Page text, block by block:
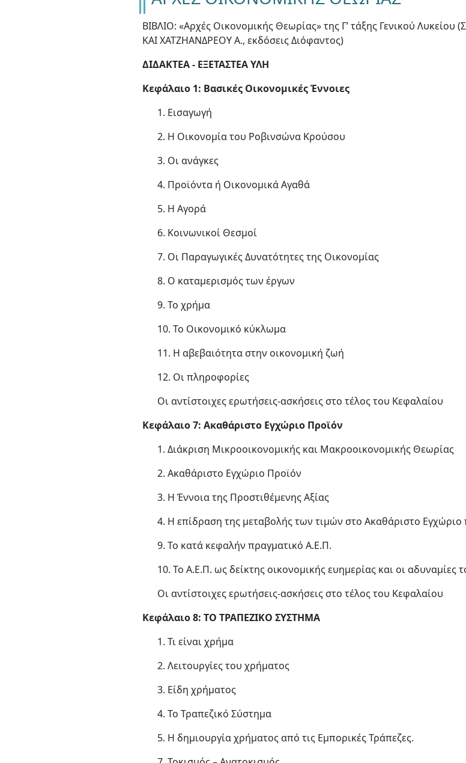
ΒΙΒΛΙΟ: «Αρχές Οικονομικής Θεωρίας» της Γ’ τάξης Γενικού
ΚΑΙ ΧΑΤΖΗΑΝΔΡΕΟΥ Α., εκδόσεις Διόφαντος)
ΔΙΔΑΚΤΕΑ - ΕΞΕΤΑΣΤΕΑ ΥΛΗ
Κεφάλαιο 1: Βασικές Οικονομικές Έννοιες
1. Εισαγωγή
2. Η Οικονομία του Ροβινσώνα Κρούσου
3. Οι ανάγκες
4. Προϊόντα ή Οικονομικά Αγαθά
5. Η Αγορά
6. Κοινωνικοί Θεσμοί
7. Οι Παραγωγικές Δυνατότητες της Οικονομίας
8. Ο καταμερισμός των έργων
9. Το χρήμα
10. Το Οικονομικό κύκλωμα
11. Η αβεβαιότητα στην οικονομική ζωή
12. Οι πληροφορίες
Οι αντίστοιχες ερωτήσεις-ασκήσεις στο τέλος του Κεφαλαίου
Κεφάλαιο 7: Ακαθάριστο Εγχώριο Προϊόν
1. Διάκριση Μικροοικονομικής και Μακροοικονομικής Θεωρίας
2. Ακαθάριστο Εγχώριο Προϊόν
3. Η Έννοια της Προστιθέμενης Αξίας
4. Η επίδραση της μεταβολής των τιμών στο Ακαθάριστο Εγχώριο
9. Το κατά κεφαλήν πραγματικό Α.Ε.Π.
10. Το Α.Ε.Π. ως δείκτης οικονομικής ευημερίας και οι αδυναμίες
Οι αντίστοιχες ερωτήσεις-ασκήσεις στο τέλος του Κεφαλαίου
Κεφάλαιο 8: ΤΟ ΤΡΑΠΕΖΙΚΟ ΣΥΣΤΗΜΑ
1. Τι είναι χρήμα
2. Λειτουργίες του χρήματος
3. Είδη χρήματος
4. Το Τραπεζικό Σύστημα
5. Η δημιουργία χρήματος από τις Εμπορικές Τράπεζες.